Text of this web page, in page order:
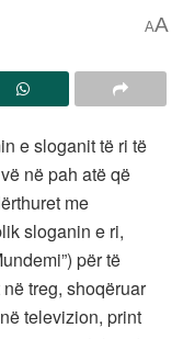
AA
e sloganit të ri të
në pah atë që
me
sloganin e ri,
për të
treg, shoqëruar
televizion, print